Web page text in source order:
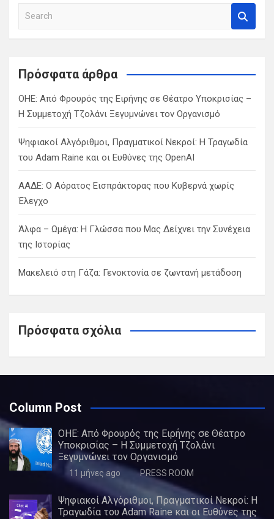
a
c
Πρόσφατα άρθρα
ΟΗΕ: Από Φρουρός της Ειρήνης σε Θέατρο Υποκρισίας –
Η Συμμετοχή Τζολάνι Ξεγυμνώνει τον Οργανισμό
Ψηφιακοί Αλγόριθμοι, Πραγματικοί Νεκροί: Η Τραγωδία
του Adam Raine και οι Ευθύνες της OpenAI
ΑΑΔΕ: Ο Αόρατος Εισπράκτορας που Κυβερνά χωρίς
Έλεγχο
Άλφα – Ωμέγα: Η Γλώσσα που Μας Δείχνει την Συνέχεια
της Ιστορίας
Μακελειό στη Γάζα: Γενοκτονία σε ζωντανή μετάδοση
Πρόσφατα σχόλια
Column Post
ΟΗΕ: Από Φρουρός της Ειρήνης σε Θέατρο
Υποκρισίας – Η Συμμετοχή Τζολάνι
Ξεγυμνώνει τον Οργανισμό
11 μήνες ago PRESS ROOM
Ψηφιακοί Αλγόριθμοι, Πραγματικοί Νεκροί: Η
Τραγωδία του Adam Raine και οι Ευθύνες της